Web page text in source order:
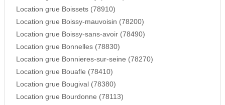
Location grue Boissets (78910)
Location grue Boissy-mauvoisin (78200)
Location grue Boissy-sans-avoir (78490)
Location grue Bonnelles (78830)
Location grue Bonnieres-sur-seine (78270)
Location grue Bouafle (78410)
Location grue Bougival (78380)
Location grue Bourdonne (78113)